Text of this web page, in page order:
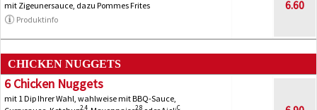
mit Zigeunersauce, dazu Pommes Frites
Produktinfo
6.60
CHICKEN NUGGETS
6 Chicken Nuggets
mit 1 Dip Ihrer Wahl, wahlweise mit BBQ-Sauce,
2,4 2,8 C